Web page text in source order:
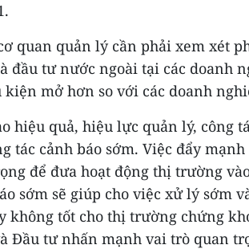
quan quản lý cần phải xem xét
đầu tư nước ngoài tại các doanh
kiện mở hơn so với các doanh
hiệu quả, hiệu lực quản lý, công
tác cảnh báo sớm. Việc đẩy
để đưa hoạt động thị trường
sớm sẽ giúp cho việc xử lý sớm
không tốt cho thị trường chứng
Đầu tư nhấn mạnh vai trò quan